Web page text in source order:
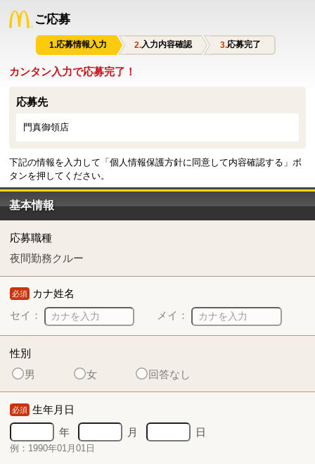
ご応募
応募情報入力 入力内容確認 応募完了
カンタン入力で応募完了！
応募先
門真御領店
下記の情報を入力して「個人情報保護方針に同意して内容確認する」ボ
タンを押してください。
基本情報
応募職種
夜間勤務クルー
必須 カナ姓名
セイ：
メイ：
性別
男
女 回答なし
必須 生年月日
年
月 日
例：1990年01月01日